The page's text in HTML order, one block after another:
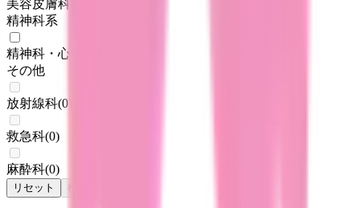
美容皮膚科
精神科系
精神科・心療内科
その他
放射線科(0
救急科(0)
麻酔科(0)
リセット